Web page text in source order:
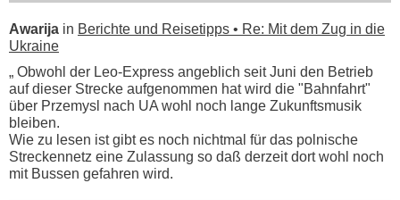
Awarija in Berichte und Reisetipps • Re: Mit dem Zug in die
Ukraine
„ Obwohl der Leo-Express angeblich seit Juni den Betrieb
auf dieser Strecke aufgenommen hat wird die "Bahnfahrt"
über Przemysl nach UA wohl noch lange Zukunftsmusik
bleiben.
Wie zu lesen ist gibt es noch nichtmal für das polnische
Streckennetz eine Zulassung so daß derzeit dort wohl noch
mit Bussen gefahren wird.